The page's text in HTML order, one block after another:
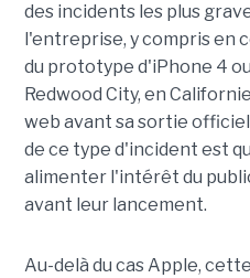
des incidents les plus
l'entreprise, y compris en
du prototype d'iPhone 4
Redwood City, en
web avant sa sortie
de ce type d'incident est
alimenter l'intérêt du
avant leur lancement.
Au-delà du cas Apple,